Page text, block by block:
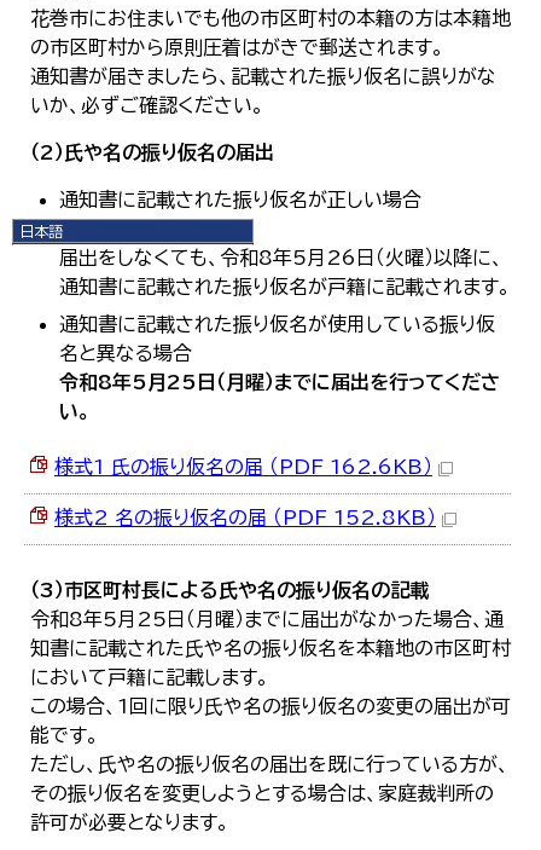
日本語
English
한국어
简体中文
繁體中文
花巻市にお住まいでも他の市区町村の本籍の方は本籍地
の市区町村から原則圧着はがきで郵送されます。
通知書が届きましたら、記載された振り仮名に誤りがな
いか、必ずご確認ください。
（2）氏や名の振り仮名の届出
通知書に記載された振り仮名が正しい場合
届出は不要です。
届出をしなくても、令和8年5月26日（火曜）以降に、
通知書に記載された振り仮名が戸籍に記載されます。
通知書に記載された振り仮名が使用している振り仮
名と異なる場合
令和8年5月25日（月曜）までに届出を行ってくださ
い。
様式1 氏の振り仮名の届 （PDF 162.6KB）
様式2 名の振り仮名の届 （PDF 152.8KB）
（3）市区町村長による氏や名の振り仮名の記載
令和8年5月25日（月曜）までに届出がなかった場合、通
知書に記載された氏や名の振り仮名を本籍地の市区町村
において戸籍に記載します。
この場合、1回に限り氏や名の振り仮名の変更の届出が可
能です。
ただし、氏や名の振り仮名の届出を既に行っている方が、
その振り仮名を変更しようとする場合は、家庭裁判所の
許可が必要となります。